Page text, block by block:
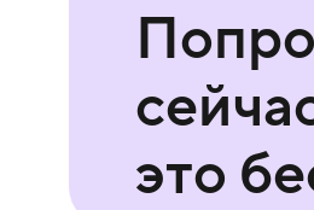
это